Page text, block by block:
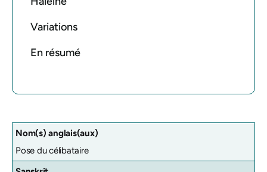
Variations
En résumé
Nom(s) anglais(aux)
Pose du célibataire